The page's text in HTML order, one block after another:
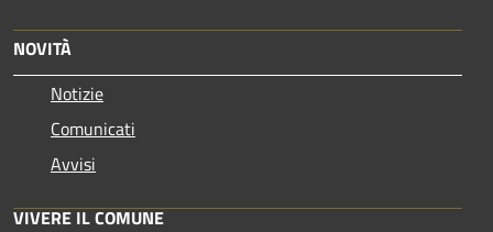
NOVITÀ
Notizie
Comunicati
Avvisi
VIVERE IL COMUNE